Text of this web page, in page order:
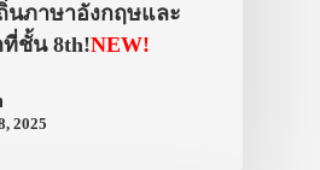
นภาษาอังกฤษและ
ชั้น 8th!NEW!
2025